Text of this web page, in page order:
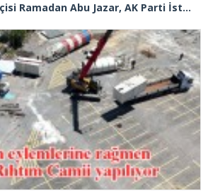
Gazze’nin çocuk elçisi Ramadan Abu Jazar, AK Parti İstanbul İl Başkanlığını ziyaret etti